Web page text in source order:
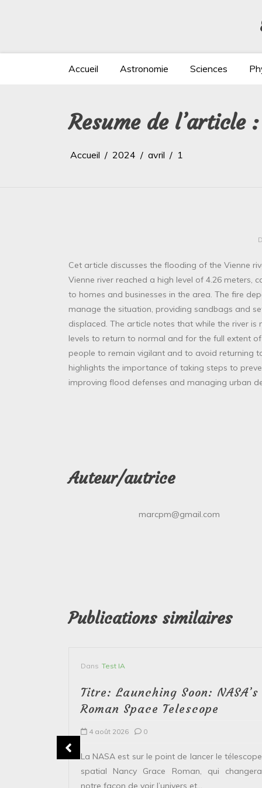
Accueil Astronomie Sciences
Resume de l’article
Accueil 2024 avril 1
Cet article discusses the flooding of the Vienne
Vienne river reached a high level of 4.26
to homes and businesses in the area. The fire
manage the situation, providing sandbags and
displaced. The article notes that while the river
levels to return to normal and for the full extent
people to remain vigilant and to avoid returning
highlights the importance of taking steps to
improving flood defenses and managing urban
Auteur/autrice
marcpm@gmail.com
Publications similaires
Dans Test IA
Titre: Launching Soon: NASA’s
Roman Space Telescope
4 août 2026 0
La NASA est sur le point de lancer le télescope
spatial Nancy Grace Roman, qui changera
notre façon de voir l’univers et...